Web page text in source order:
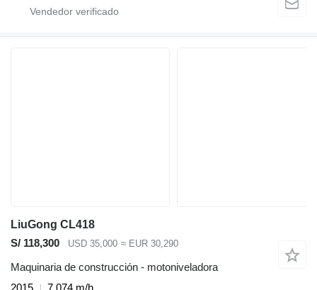
LiuGong CL418
S/ 118,300
USD 35,000 ≈ EUR 30,290
Maquinaria de construcción - motoniveladora